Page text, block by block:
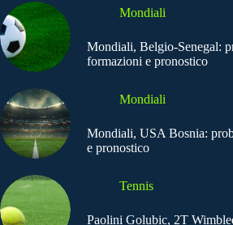
Mondiali
Mondiali, Belgio-Senegal:
formazioni e pronostico
Mondiali
Mondiali, USA Bosnia:
e pronostico
Tennis
Paolini Golubic, 2T